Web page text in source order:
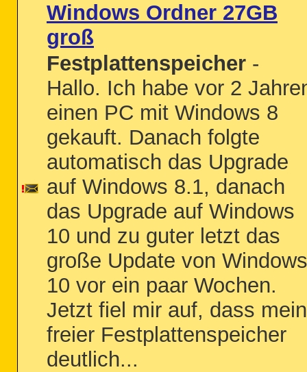
Windows Ordner 27GB
groß
Festplattenspeicher -
Hallo. Ich habe vor 2
einen PC mit Windows 8
gekauft. Danach folgte
automatisch das Upgrade
auf Windows 8.1, danach
das Upgrade auf Windows
10 und zu guter letzt das
große Update von Windows
10 vor ein paar Wochen.
Jetzt fiel mir auf, dass
freier Festplattenspeicher
deutlich...